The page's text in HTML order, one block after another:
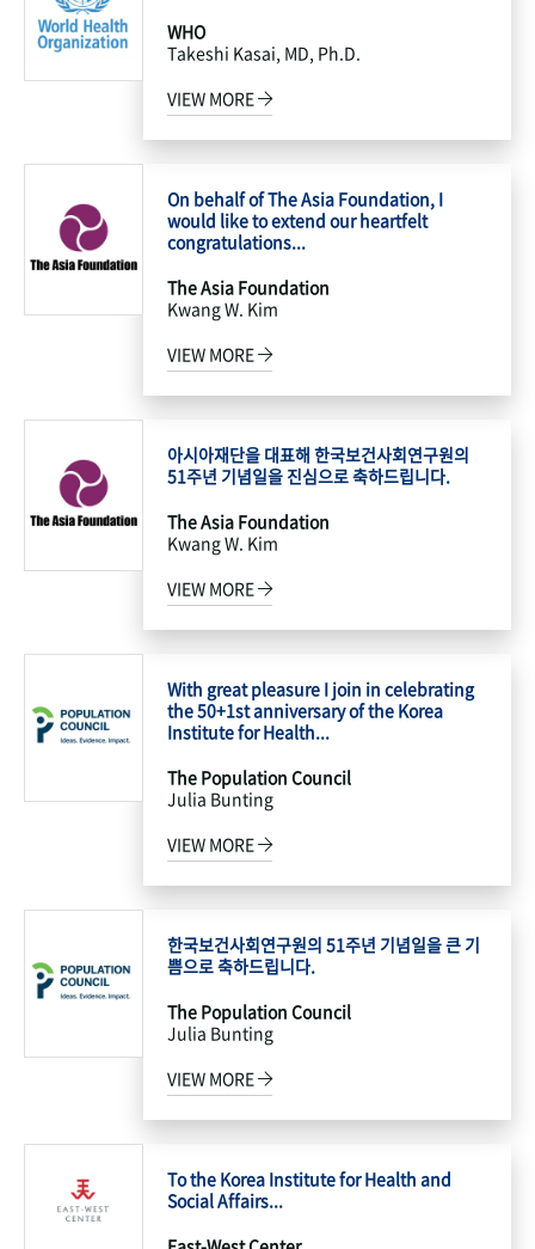
WHO
Takeshi Kasai, MD, Ph.D.
VIEW MORE
On behalf of The Asia Foundation, I
would like to extend our heartfelt
congratulations...
The Asia Foundation
Kwang W. Kim
VIEW MORE
아시아재단을 대표해 한국보건사회연구원의
51주년 기념일을 진심으로 축하드립니다.
The Asia Foundation
Kwang W. Kim
VIEW MORE
With great pleasure I join in celebrating
the 50+1st anniversary of the Korea
Institute for Health...
The Population Council
Julia Bunting
VIEW MORE
한국보건사회연구원의 51주년 기념일을 큰 기
쁨으로 축하드립니다.
The Population Council
Julia Bunting
VIEW MORE
To the Korea Institute for Health and
Social Affairs...